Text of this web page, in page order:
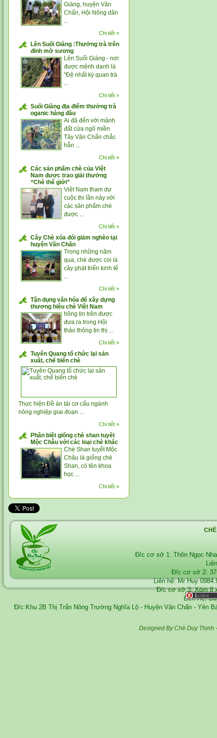
Giàng, huyện Văn
Chấn, Hội Nông dân
...
Chi tiết »
Lên Suối Giàng :Thưởng trà trên
đỉnh mờ sương
Lên Suối Giàng - nơi
được mệnh danh là
"Đệ nhất kỳ quan trà
...
Chi tiết »
Suối Giàng địa điểm thưởng trà
oganic hàng đầu
Ai đã đến với mảnh
đất cửa ngõ miền
Tây Văn Chấn chắc
hẳn ...
Chi tiết »
Các sản phẩm chè của Việt
Nam được trao giải thưởng
“Chè thế giới”
Việt Nam tham dự
cuộc thi lần này với
các sản phẩm chè
được ...
Chi tiết »
Cây Chè xóa đói giảm nghèo tại
huyện Văn Chấn
Trong những năm
qua, chè được coi là
cây phát triển kinh tế
...
Chi tiết »
Tận dụng văn hóa để xây dựng
thương hiệu chè Việt Nam
hông tin trên được
đưa ra trong Hội
thảo thông tin thị ...
Chi tiết »
Tuyên Quang tổ chức lại sản
xuất, chế biến chè
Thực hiện Đề án tái cơ cấu ngành
nông nghiệp giai đoạn ...
Chi tiết »
Phân biệt giống chè shan tuyết
Mộc Châu với các loại chè khác
Chè Shan tuyết Mộc
Châu là giống chè
Shan, có tên khoa
học ...
Chi tiết »
Đ/c cơ sở 1: Thôn Ngọc
Đ/c cơ sở 2:
Liên hệ: Mr Huy
Đ/c cơ sở 3: Xóm 8
Liên Hệ:
Đ/c:Khu 2B Thị Trấn Nông Trường Nghĩa Lộ - Huyện Văn Chấn - Yên
Designed By Chè Duy Thịnh -